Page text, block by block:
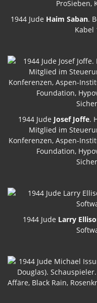
1944 Jude Haim Saban.
Kabel
1944 Jude Josef Joffe.
Mitglied im
Konferenzen, Aspen-
Foundation,
1944 Jude Larry